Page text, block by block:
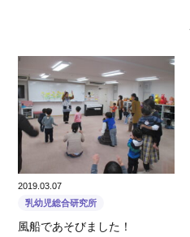
2019.03.07
乳幼児総合研究所
風船であそびました！